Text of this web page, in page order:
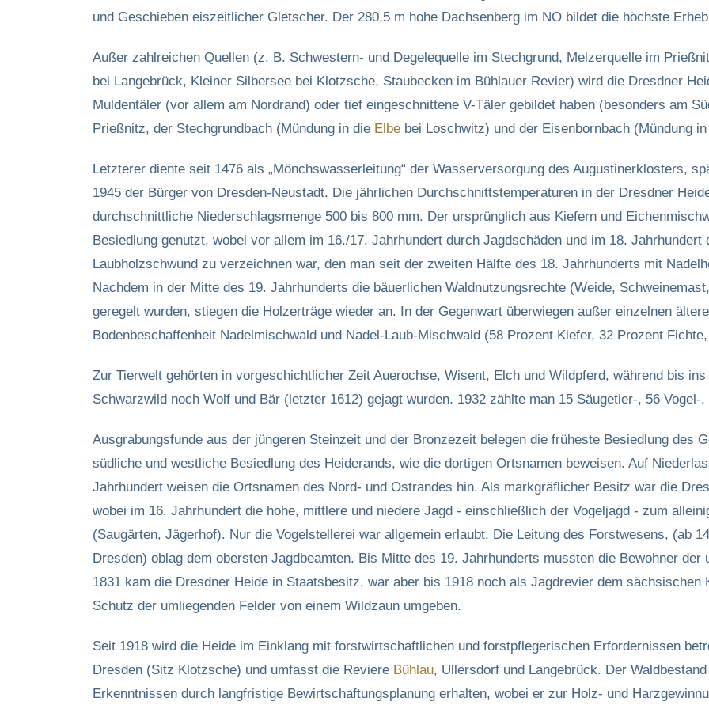
und Geschieben eiszeitlicher Gletscher. Der 280,5 m hohe Dachsenberg im NO bildet die höchste
Außer zahlreichen Quellen (z. B. Schwestern- und Degelequelle im Stechgrund, Melzerquelle im
bei Langebrück, Kleiner Silbersee bei Klotzsche, Staubecken im Bühlauer Revier) wird die Dresdner
Muldentäler (vor allem am Nordrand) oder tief eingeschnittene V-Täler gebildet haben (besonders am
Prießnitz, der Stechgrundbach (Mündung in die Elbe bei Loschwitz) und der Eisenbornbach (Mündung
Letzterer diente seit 1476 als „Mönchswasserleitung“ der Wasserversorgung des Augustinerklosters,
1945 der Bürger von Dresden-Neustadt. Die jährlichen Durchschnittstemperaturen in der Dresdner
durchschnittliche Niederschlagsmenge 500 bis 800 mm. Der ursprünglich aus Kiefern und
Besiedlung genutzt, wobei vor allem im 16./17. Jahrhundert durch Jagdschäden und im 18.
Laubholzschwund zu verzeichnen war, den man seit der zweiten Hälfte des 18. Jahrhunderts mit
Nachdem in der Mitte des 19. Jahrhunderts die bäuerlichen Waldnutzungsrechte (Weide,
geregelt wurden, stiegen die Holzerträge wieder an. In der Gegenwart überwiegen außer einzelnen
Bodenbeschaffenheit Nadelmischwald und Nadel-Laub-Mischwald (58 Prozent Kiefer, 32 Prozent
Zur Tierwelt gehörten in vorgeschichtlicher Zeit Auerochse, Wisent, Elch und Wildpferd, während bis
Schwarzwild noch Wolf und Bär (letzter 1612) gejagt wurden. 1932 zählte man 15 Säugetier-, 56
Ausgrabungsfunde aus der jüngeren Steinzeit und der Bronzezeit belegen die früheste Besiedlung des
südliche und westliche Besiedlung des Heiderands, wie die dortigen Ortsnamen beweisen. Auf
Jahrhundert weisen die Ortsnamen des Nord- und Ostrandes hin. Als markgräflicher Besitz war die
wobei im 16. Jahrhundert die hohe, mittlere und niedere Jagd - einschließlich der Vogeljagd - zum
(Saugärten, Jägerhof). Nur die Vogelstellerei war allgemein erlaubt. Die Leitung des Forstwesens, (ab
Dresden) oblag dem obersten Jagdbeamten. Bis Mitte des 19. Jahrhunderts mussten die Bewohner
1831 kam die Dresdner Heide in Staatsbesitz, war aber bis 1918 noch als Jagdrevier dem sächsischen
Schutz der umliegenden Felder von einem Wildzaun umgeben.
Seit 1918 wird die Heide im Einklang mit forstwirtschaftlichen und forstpflegerischen Erfordernissen
Dresden (Sitz Klotzsche) und umfasst die Reviere Bühlau, Ullersdorf und Langebrück. Der
Erkenntnissen durch langfristige Bewirtschaftungsplanung erhalten, wobei er zur Holz- und